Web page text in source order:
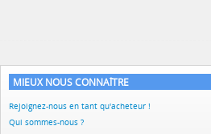
MIEUX NOUS CONNAÎTRE
Rejoignez-nous en tant qu'acheteur !
Qui sommes-nous ?